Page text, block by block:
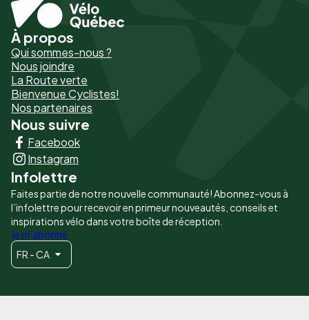
Pied
de
page
-
Liens
principaux
À propos
Qui sommes-nous ?
Nous joindre
La Route verte
Bienvenue Cyclistes!
Nos partenaires
Nous suivre
Facebook
Instagram
Infolettre
Faites partie de notre nouvelle communauté! Abonnez-vous à
l’infolettre pour recevoir en primeur nouveautés, conseils et
inspirations vélo dans votre boîte de réception.
Je m'abonne
FR - CA